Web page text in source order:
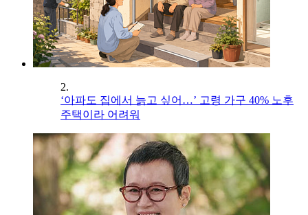
2.
‘아파도 집에서 늙고 싶어…’ 고령 가구 40% 노후
주택이라 어려워